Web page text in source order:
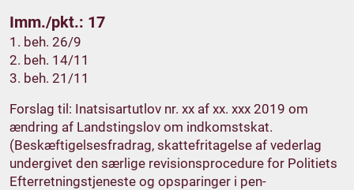
Imm./pkt.: 17
1. beh. 26/9
2. beh. 14/11
3. beh. 21/11
Forslag til: Inatsisartutlov nr. xx af xx. xxx 2019 om
ændring af Landstingslov om indkomstskat.
(Beskæftigelsesfradrag, skattefritagelse af vederlag
undergivet den særlige revisionsprocedure for Politiets
Efterretningstjeneste og opsparinger i pen-